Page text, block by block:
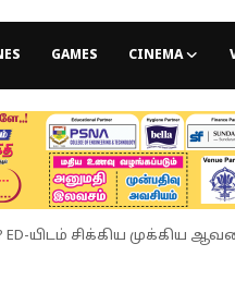
GAMES CINEMA
ED-யிடம் சிக்கிய முக்கிய